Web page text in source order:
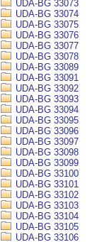
UDA-BG 33073
UDA-BG 33074
UDA-BG 33075
UDA-BG 33076
UDA-BG 33077
UDA-BG 33078
UDA-BG 33089
UDA-BG 33091
UDA-BG 33092
UDA-BG 33093
UDA-BG 33094
UDA-BG 33095
UDA-BG 33096
UDA-BG 33097
UDA-BG 33098
UDA-BG 33099
UDA-BG 33100
UDA-BG 33101
UDA-BG 33102
UDA-BG 33103
UDA-BG 33104
UDA-BG 33105
UDA-BG 33106